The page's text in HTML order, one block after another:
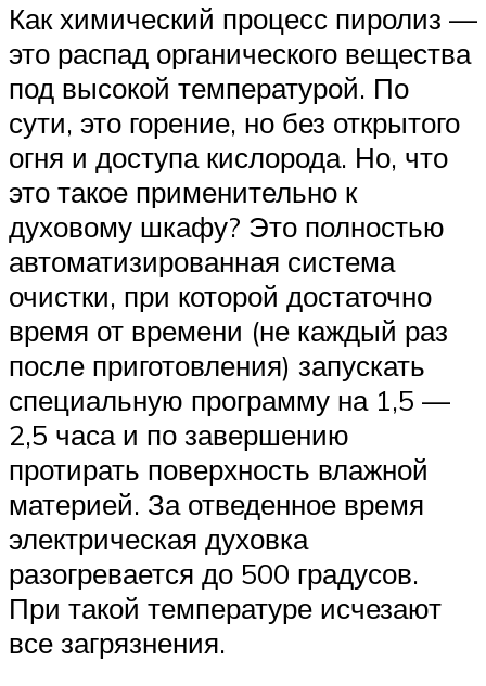
Как химический процесс пиролиз —
это распад органического вещества
под высокой температурой. По
сути, это горение, но без открытого
огня и доступа кислорода. Но, что
это такое применительно к
духовому шкафу? Это полностью
автоматизированная система
очистки, при которой достаточно
время от времени (не каждый раз
после приготовления) запускать
специальную программу на 1,5 —
2,5 часа и по завершению
протирать поверхность влажной
материей. За отведенное время
электрическая духовка
разогревается до 500 градусов.
При такой температуре исчезают
все загрязнения.